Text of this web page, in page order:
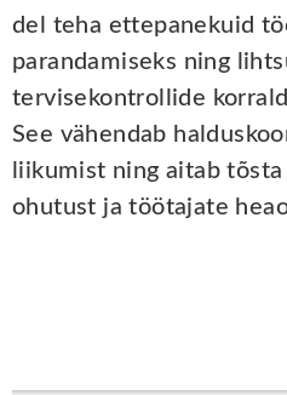
del teha ettepanekuid
parandamiseks ning
tervisekontrollide
See vähendab
liikumist ning aitab
ohutust ja töötajate